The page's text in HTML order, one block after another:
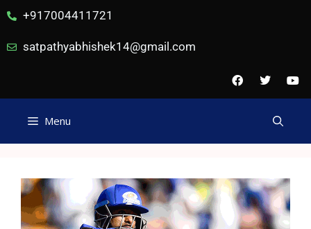
+917004411721
satpathyabhishek14@gmail.com
Menu